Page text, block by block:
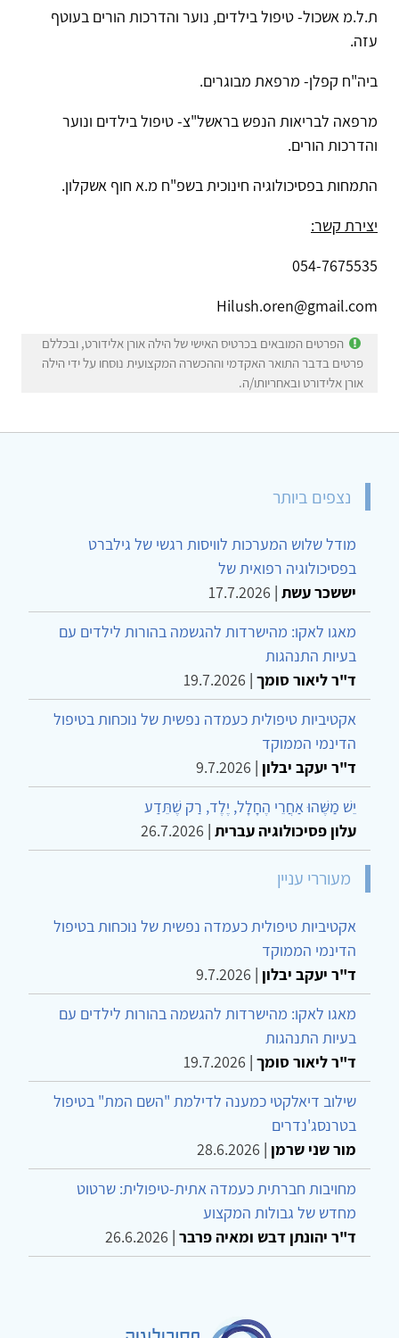
ת.ל.מ אשכול- טיפול בילדים, נוער והדרכות הורים בעוטף
עזה.
ביה"ח קפלן- מרפאת מבוגרים.
מרפאה לבריאות הנפש בראשל"צ- טיפול בילדים ונוער
והדרכות הורים.
התמחות בפסיכולוגיה חינוכית בשפ"ח מ.א חוף אשקלון.
יצירת קשר:
054-7675535
Hilush.oren@gmail.com
הפרטים המובאים בכרטיס האישי של הילה אורן אלידורט, ובכללם
פרטים בדבר התואר האקדמי וההכשרה המקצועית נוסחו על ידי הילה
אורן אלידורט ובאחריותו/ה.
נצפים ביותר
מודל שלוש המערכות לוויסות רגשי של גילברט
בפסיכולוגיה רפואית של
יששכר עשת |
17.7.2026
מאגו לאקו: מהישרדות להגשמה בהורות לילדים עם
בעיות התנהגות
ד"ר ליאור סומך |
19.7.2026
אקטיביות טיפולית כעמדה נפשית של נוכחות בטיפול
הדינמי הממוקד
ד"ר יעקב יבלון |
9.7.2026
יֵשׁ מַשֶּׁהוּ אַחֲרֵי הֶחָלָל, יֶלֶד, רַק שֶׁתֵּדַע
עלון פסיכולוגיה עברית |
26.7.2026
מעוררי עניין
אקטיביות טיפולית כעמדה נפשית של נוכחות בטיפול
הדינמי הממוקד
ד"ר יעקב יבלון |
9.7.2026
מאגו לאקו: מהישרדות להגשמה בהורות לילדים עם
בעיות התנהגות
ד"ר ליאור סומך |
19.7.2026
שילוב דיאלקטי כמענה לדילמת "השם המת" בטיפול
בטרנסג'נדרים
מור שני שרמן |
28.6.2026
מחויבות חברתית כעמדה אתית-טיפולית: שרטוט
מחדש של גבולות המקצוע
ד"ר יהונתן דבש ומאיה פרבר |
26.6.2026